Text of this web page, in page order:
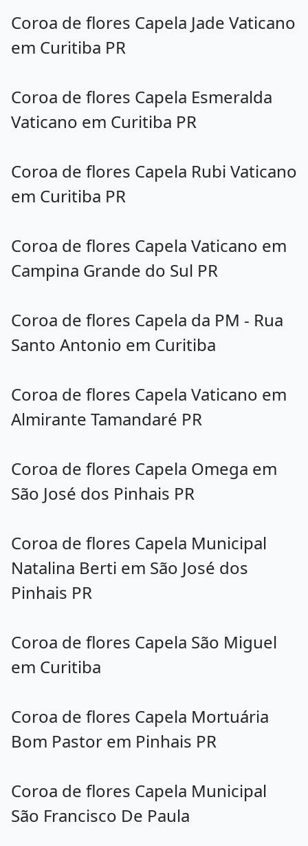
Coroa de flores Capela Jade Vaticano
em Curitiba PR
Coroa de flores Capela Esmeralda
Vaticano em Curitiba PR
Coroa de flores Capela Rubi Vaticano
em Curitiba PR
Coroa de flores Capela Vaticano em
Campina Grande do Sul PR
Coroa de flores Capela da PM - Rua
Santo Antonio em Curitiba
Coroa de flores Capela Vaticano em
Almirante Tamandaré PR
Coroa de flores Capela Omega em
São José dos Pinhais PR
Coroa de flores Capela Municipal
Natalina Berti em São José dos
Pinhais PR
Coroa de flores Capela São Miguel
em Curitiba
Coroa de flores Capela Mortuária
Bom Pastor em Pinhais PR
Coroa de flores Capela Municipal
São Francisco De Paula